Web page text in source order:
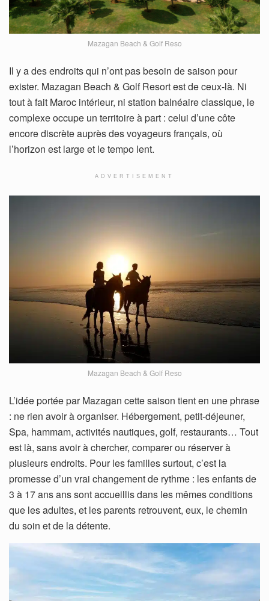
Mazagan Beach & Golf Reso
Il y a des endroits qui n’ont pas besoin de saison pour
exister. Mazagan Beach & Golf Resort est de ceux-là. Ni
tout à fait Maroc intérieur, ni station balnéaire classique, le
complexe occupe un territoire à part : celui d’une côte
encore discrète auprès des voyageurs français, où
l’horizon est large et le tempo lent.
ADVERTISEMENT
Mazagan Beach & Golf Reso
L’idée portée par Mazagan cette saison tient en une phrase
: ne rien avoir à organiser. Hébergement, petit-déjeuner,
Spa, hammam, activités nautiques, golf, restaurants… Tout
est là, sans avoir à chercher, comparer ou réserver à
plusieurs endroits. Pour les familles surtout, c’est la
promesse d’un vrai changement de rythme : les enfants de
3 à 17 ans ans sont accueillis dans les mêmes conditions
que les adultes, et les parents retrouvent, eux, le chemin
du soin et de la détente.